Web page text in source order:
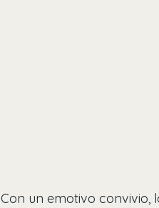
Con un emotivo convivio,